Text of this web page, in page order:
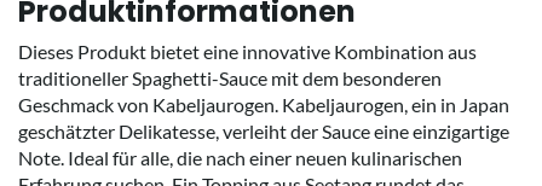
Produktinformationen
Dieses Produkt bietet eine innovative Kombination aus
traditioneller Spaghetti-Sauce mit dem besonderen
Geschmack von Kabeljaurogen. Kabeljaurogen, ein in Japan
geschätzter Delikatesse, verleiht der Sauce eine einzigartige
Note. Ideal für alle, die nach einer neuen kulinarischen